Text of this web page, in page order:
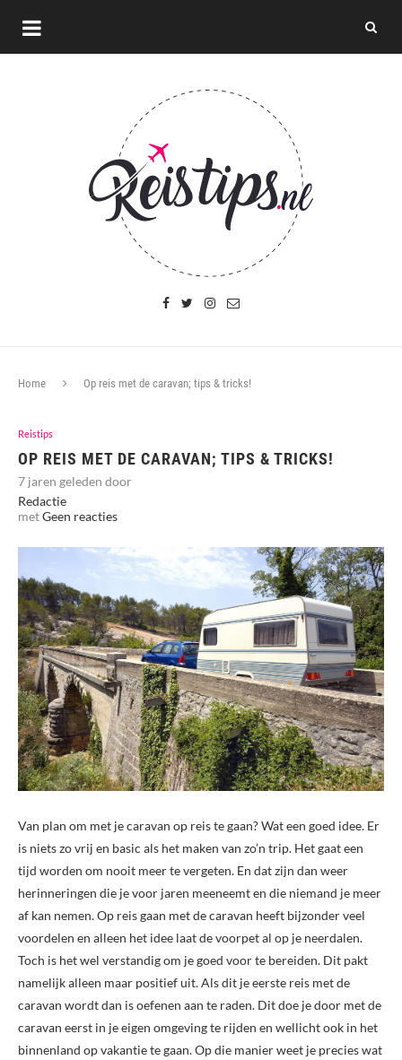
Home Op reis met de caravan; tips & tricks!
Reistips
OP REIS MET DE CARAVAN; TIPS & TRICKS!
7 jaren geleden door
Redactie
metGeen reacties
Van plan om met je caravan op reis te gaan? Wat een goed idee. Er
is niets zo vrij en basic als het maken van zo’n trip. Het gaat een
tijd worden om nooit meer te vergeten. En dat zijn dan weer
herinneringen die je voor jaren meeneemt en die niemand je meer
af kan nemen. Op reis gaan met de caravan heeft bijzonder veel
voordelen en alleen het idee laat de voorpet al op je neerdalen.
Toch is het wel verstandig om je goed voor te bereiden. Dit pakt
namelijk alleen maar positief uit. Als dit je eerste reis met de
caravan wordt dan is oefenen aan te raden. Dit doe je door met de
caravan eerst in je eigen omgeving te rijden en wellicht ook in het
binnenland op vakantie te gaan. Op die manier weet je precies wat